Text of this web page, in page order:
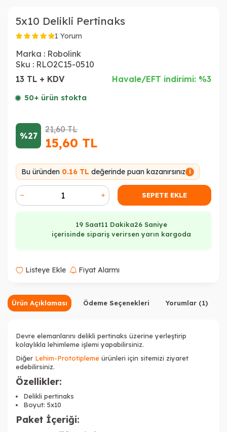
5x10 Delikli Pertinaks
1 Yorum
Marka : Robolink
Sku : RLO2C15-0510
13 TL + KDV
Havale/EFT indirimi: %3
50+ ürün stokta
%27
21,60TL
15,60 TL
Bu üründen 0.16 TL değerinde puan kazanırsınız i
SEPETE EKLE
19 Saat11 Dakika26 Saniye
içerisinde sipariş verirsen yarın kargoda
Listeye Ekle Fiyat Alarmı
Ürün Açıklaması Ödeme Seçenekleri Yorumlar (1)
Devre elemanlarını delikli pertinaks üzerine yerleştirip
kolaylıkla lehimleme işlemi yapabilirsiniz.
Diğer Lehim-Prototipleme ürünleri için sitemizi ziyaret
edebilirsiniz.
Özellikler:
Delikli pertinaks
Boyut: 5x10
Paket İçeriği: